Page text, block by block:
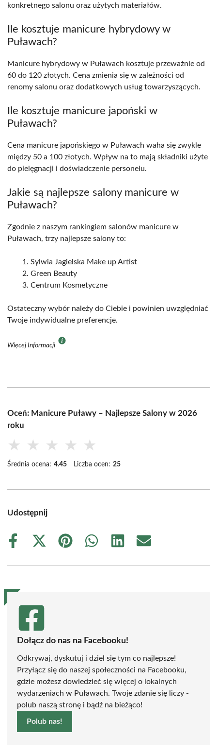
konkretnego salonu oraz użytych materiałów.
Ile kosztuje manicure hybrydowy w
Puławach?
Manicure hybrydowy w Puławach kosztuje przeważnie od
60 do 120 złotych. Cena zmienia się w zależności od
renomy salonu oraz dodatkowych usług towarzyszących.
Ile kosztuje manicure japoński w
Puławach?
Cena manicure japońskiego w Puławach waha się zwykle
między 50 a 100 złotych. Wpływ na to mają składniki użyte
do pielęgnacji i doświadczenie personelu.
Jakie są najlepsze salony manicure w
Puławach?
Zgodnie z naszym rankingiem salonów manicure w
Puławach, trzy najlepsze salony to:
Sylwia Jagielska Make up Artist
Green Beauty
Centrum Kosmetyczne
Ostateczny wybór należy do Ciebie i powinien uwzględniać
Twoje indywidualne preferencje.
Więcej Informacji
Oceń: Manicure Puławy – Najlepsze Salony w 2026
roku
★ ★ ★ ★ ★
Średnia ocena: 4.45 Liczba ocen: 25
Udostępnij
Share
Share
(Twitter)
Share
Share
Share
Share
Dołącz do nas na Facebooku!
Odkrywaj, dyskutuj i dziel się tym co najlepsze!
Przyłącz się do naszej społeczności na Facebooku,
gdzie możesz dowiedzieć się więcej o lokalnych
wydarzeniach w Puławach. Twoje zdanie się liczy -
polub naszą stronę i bądź na bieżąco!
Polub nas!